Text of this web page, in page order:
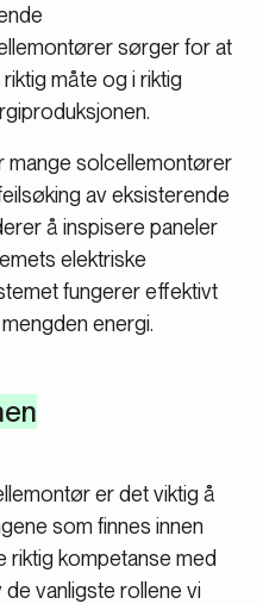
sørger for at
måte og i riktig
mange solcellemontører
av eksisterende
å inspisere paneler
elektriske
fungerer effektivt
energi.
er det viktig å
som finnes innen
riktig kompetanse med
vanligste rollene vi